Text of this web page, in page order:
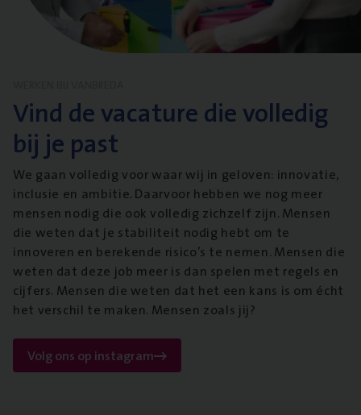
Vind de vacature die volledig
bij je past
We gaan volledig voor waar wij in geloven: innovatie,
inclusie en ambitie. Daarvoor hebben we nog meer
mensen nodig die ook volledig zichzelf zijn. Mensen
die weten dat je stabiliteit nodig hebt om te
innoveren en berekende risico’s te nemen. Mensen die
weten dat deze job meer is dan spelen met regels en
cijfers. Mensen die weten dat het een kans is om écht
het verschil te maken. Mensen zoals jij?
Volg ons op instagram